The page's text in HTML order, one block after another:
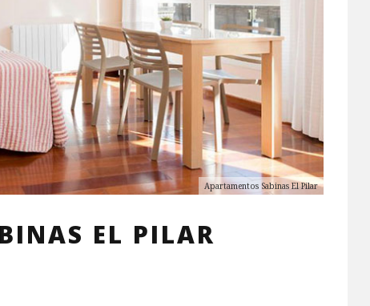
Apartamentos Sabinas El Pilar
EL PILAR